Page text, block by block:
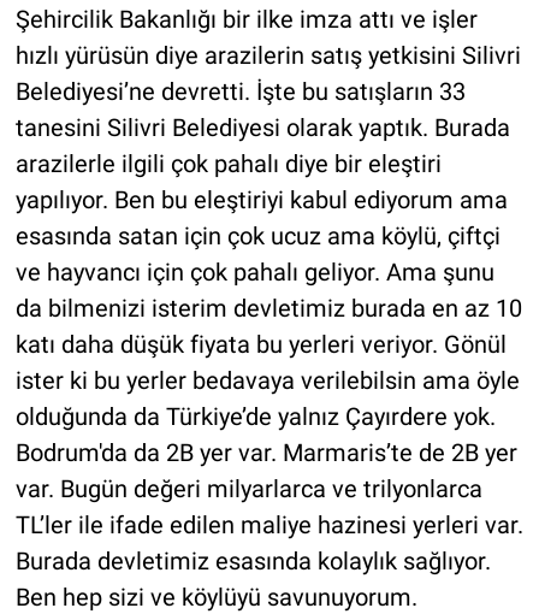
Şehircilik Bakanlığı bir ilke imza attı ve işler
hızlı yürüsün diye arazilerin satış yetkisini Silivri
Belediyesi’ne devretti. İşte bu satışların 33
tanesini Silivri Belediyesi olarak yaptık. Burada
arazilerle ilgili çok pahalı diye bir eleştiri
yapılıyor. Ben bu eleştiriyi kabul ediyorum ama
esasında satan için çok ucuz ama köylü, çiftçi
ve hayvancı için çok pahalı geliyor. Ama şunu
da bilmenizi isterim devletimiz burada en az 10
katı daha düşük fiyata bu yerleri veriyor. Gönül
ister ki bu yerler bedavaya verilebilsin ama öyle
olduğunda da Türkiye’de yalnız Çayırdere yok.
Bodrum'da da 2B yer var. Marmaris’te de 2B yer
var. Bugün değeri milyarlarca ve trilyonlarca
TL’ler ile ifade edilen maliye hazinesi yerleri var.
Burada devletimiz esasında kolaylık sağlıyor.
Ben hep sizi ve köylüyü savunuyorum.